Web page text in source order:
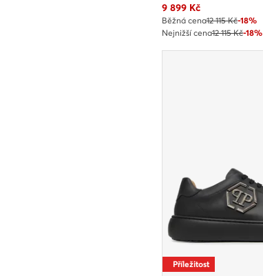
Aktuální cena
9 899Kč
Běžná cena12 115 Kč-18%
Nejnižší cena12 115 Kč-18%
Příležitost